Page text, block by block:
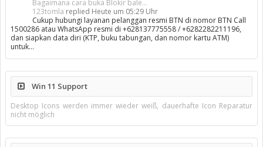
Bagaimana cara buka Blokir bale...
123tomla replied Heute um 05:29 Uhr
Cukup hubungi layanan pelanggan resmi BTN di nomor BTN Call
1500286 atau WhatsApp resmi di +628137775558 / +6282282211196,
dan siapkan data diri (KTP, buku tabungan, dan nomor kartu ATM)
untuk…
Win 11 Support
Desktop Icons werden immer wieder weiß, dauerhafte Icon Reparatur
nicht möglich